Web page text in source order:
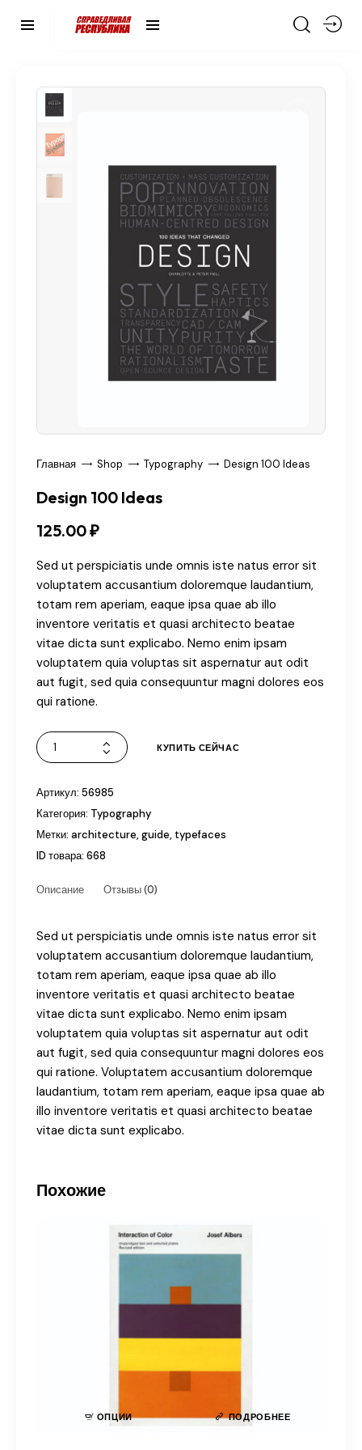
Главная Shop Typography Design 100 Ideas
Design 100 Ideas
125.00₽
Sed ut perspiciatis unde omnis iste natus error sit
voluptatem accusantium doloremque laudantium,
totam rem aperiam, eaque ipsa quae ab illo
inventore veritatis et quasi architecto beatae
vitae dicta sunt explicabo. Nemo enim ipsam
voluptatem quia voluptas sit aspernatur aut odit
aut fugit, sed quia consequuntur magni dolores eos
qui ratione.
КУПИТЬ СЕЙЧАС
Артикул: 56985
Категория: Typography
Метки: architecture, guide, typefaces
ID товара: 668
Описание Отзывы (0)
Sed ut perspiciatis unde omnis iste natus error sit
voluptatem accusantium doloremque laudantium,
totam rem aperiam, eaque ipsa quae ab illo
inventore veritatis et quasi architecto beatae
vitae dicta sunt explicabo. Nemo enim ipsam
voluptatem quia voluptas sit aspernatur aut odit
aut fugit, sed quia consequuntur magni dolores eos
qui ratione. Voluptatem accusantium doloremque
laudantium, totam rem aperiam, eaque ipsa quae ab
illo inventore veritatis et quasi architecto beatae
vitae dicta sunt explicabo.
Похожие
ОПЦИИ ПОДРОБНЕЕ